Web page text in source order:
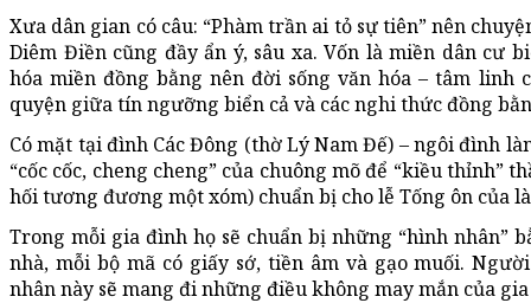
Xưa dân gian có câu: “Phàm trần ai tỏ sự tiên” nên
Diêm Điền cũng đầy ẩn ý, sâu xa. Vốn là miền dân cư
hóa miền đồng bằng nên đời sống văn hóa – tâm
quyện giữa tín ngưỡng biển cả và các nghi thức đồng
Có mặt tại đình Các Đông (thờ Lý Nam Đế) – ngôi đình
“cốc cốc, cheng cheng” của chuông mõ để “kiều thỉnh”
hối tương đương một xóm) chuẩn bị cho lễ Tống ôn của
Trong mỗi gia đình họ sẽ chuẩn bị những “hình nhân”
nhà, mỗi bộ mã có giấy sớ, tiền âm và gạo muối.
nhân này sẽ mang đi những điều không may mắn của